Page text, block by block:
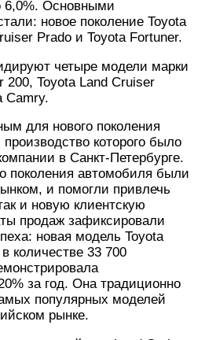
6,0%. Основными
новое поколение Toyota
Prado и Toyota Fortuner.
четыре модели марки
Toyota Land Cruiser
Camry.
для нового поколения
которого было
в Санкт-Петербурге.
поколения автомобиля были
и помогли привлечь
и новую клиентскую
продаж зафиксировали
новая модель Toyota
количестве 33 700
за год. Она традиционно
популярных моделей
рынке.